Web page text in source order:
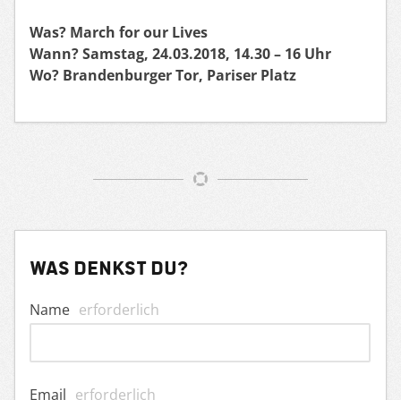
Was? March for our Lives
Wann? Samstag, 24.03.2018, 14.30 – 16 Uhr
Wo? Brandenburger Tor, Pariser Platz
Was denkst du?
Name erforderlich
Email erforderlich